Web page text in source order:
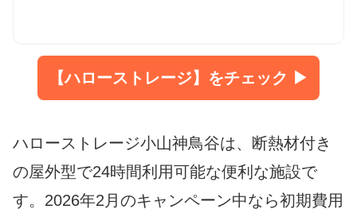
【ハローストレージ】をチェック ▶
ハローストレージ小山神鳥谷は、断熱材付き
の屋外型で24時間利用可能な便利な施設で
す。2026年2月のキャンペーン中なら初期費用